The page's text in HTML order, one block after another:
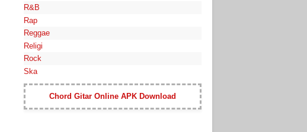
R&B
Rap
Reggae
Religi
Rock
Ska
Chord Gitar Online APK Download